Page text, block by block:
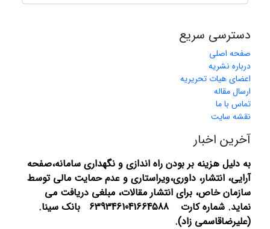
دسترسی سریع
صفحه اصلی
درباره نشریه
اعضای هیات تحریریه
ارسال مقاله
تماس با ما
نقشه سایت
آخرین اخبار
به دلیل هزینه بر بودن راه اندازی و نگهداری سامانه،صفحه
آرایی، انتشار، داوری،ویراستاری و عدم حمایت مالی توسط
سازمان خاص، برای انتشار مقالات، مبلغی دریافت می
نماید.
شماره کارت 6393461041664588 بانک سینا.
(علیرضاقاسمی زاد).